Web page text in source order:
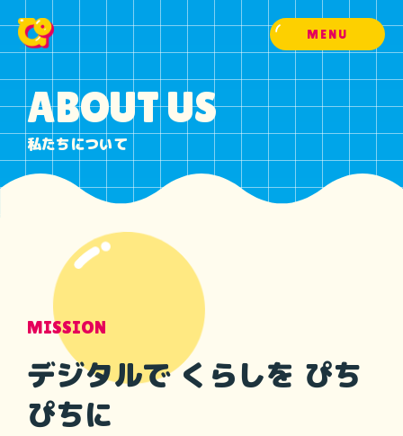
MENU
ABOUT US
私たちについて
MISSION
デジタルで くらしを ぴち
ぴちに